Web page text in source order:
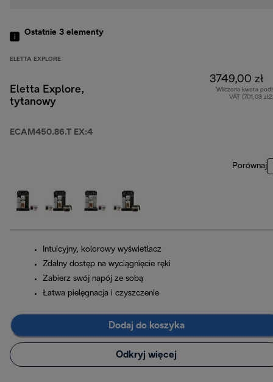
Ostatnie 3 elementy
ELETTA EXPLORE
Eletta Explore,
tytanowy
ECAM450.86.T EX:4
3749,00 zł
Wliczona kwota
VAT (701,03
Porównaj
Intuicyjny, kolorowy wyświetlacz
Zdalny dostęp na wyciągnięcie ręki
Zabierz swój napój ze sobą
Łatwa pielęgnacja i czyszczenie
Dodaj do koszyka
Odkryj więcej